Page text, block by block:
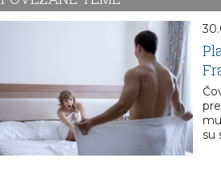
su